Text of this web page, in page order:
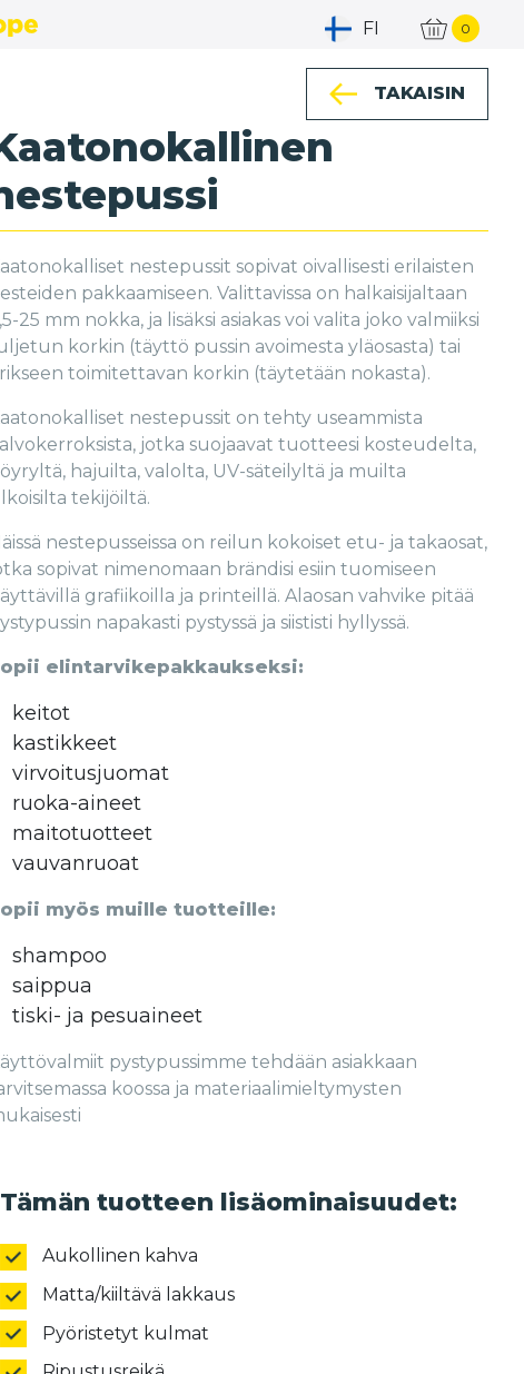
FI 0
TAKAISIN
nestepussit sopivat oivallisesti erilaisten
pakkaamiseen. Valittavissa on halkaisijaltaan
25 mm nokka, ja lisäksi asiakas voi valita joko valmiiksi
korkin (täyttö pussin avoimesta yläosasta) tai
toimitettavan korkin (täytetään nokasta).
nestepussit on tehty useammista
jotka suojaavat tuotteesi kosteudelta,
hajuilta, valolta, UV-säteilyltä ja muilta
tekijöiltä.
nestepusseissa on reilun kokoiset etu- ja takaosat,
sopivat nimenomaan brändisi esiin tuomiseen
grafiikoilla ja printeillä. Alaosan vahvike pitää
napakasti pystyssä ja siististi hyllyssä.
elintarvikepakkaukseksi:
keitot
kastikkeet
virvoitusjuomat
ruoka-aineet
maitotuotteet
vauvanruoat
myös muille tuotteille:
shampoo
saippua
tiski- ja pesuaineet
pystypussimme tehdään asiakkaan
koossa ja materiaalimieltymysten
Tämän tuotteen lisäominaisuudet:
Aukollinen kahva
Matta/kiiltävä lakkaus
Pyöristetyt kulmat